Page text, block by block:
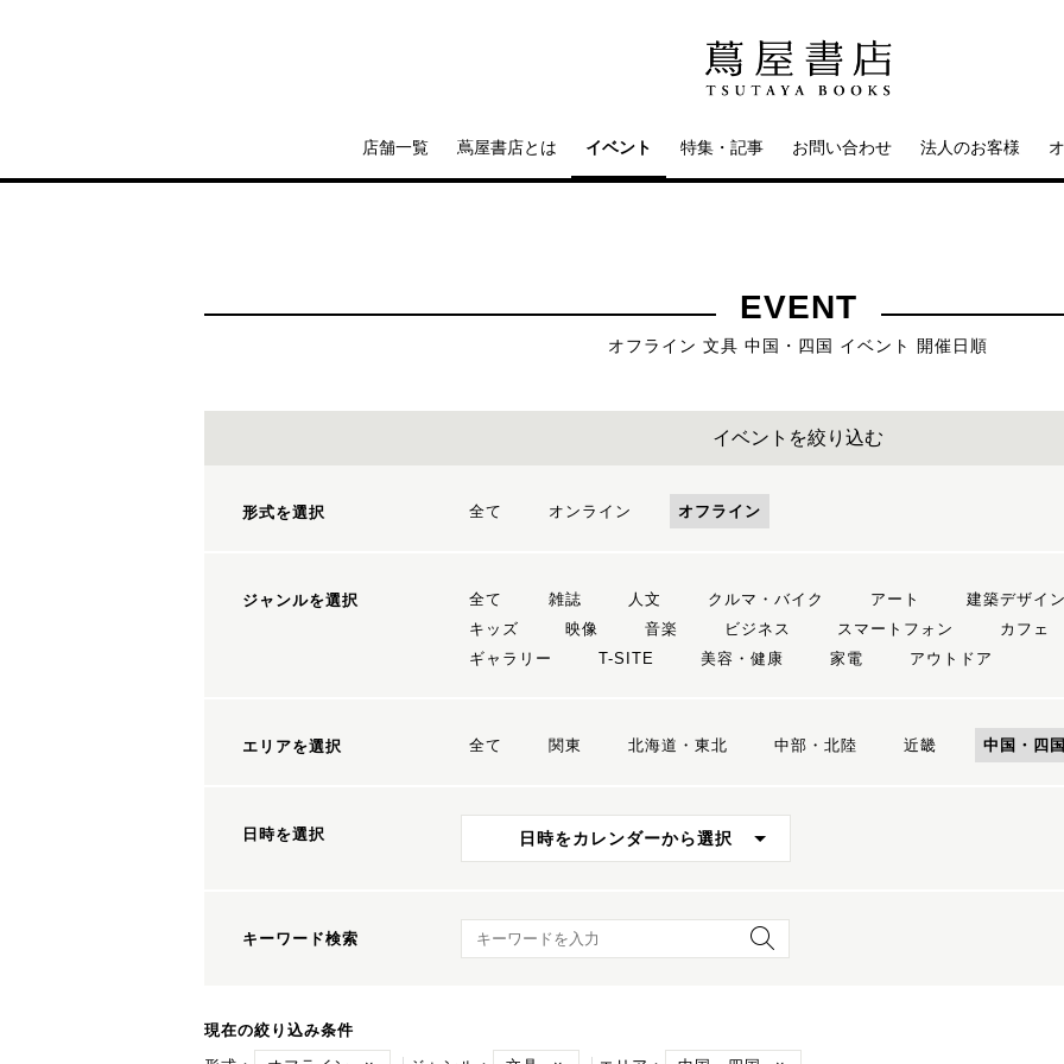
店舗一覧 蔦屋書店とは イベント 特集・記事 お問い合わせ 法人のお客様
EVENT
オフライン 文具 中国・四国 イベント 開催日順
イベントを絞り込む
形式を選択 全て オンライン オフライン
ジャンルを選択 全て 雑誌 人文 クルマ・バイク アート 建築デザイン
キッズ
映像 音楽 ビジネス スマートフォン カフェ
ギャラリー
T-SITE 美容・健康 家電 アウトドア
エリアを選択 全て 関東 北海道・東北 中部・北陸 近畿 中国・四国
日時を選択 日時をカレンダーから選択
キーワード検索 キーワード検索
現在の絞り込み条件